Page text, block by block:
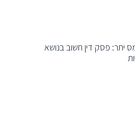
יתר: פסק דין חשוב בנושא